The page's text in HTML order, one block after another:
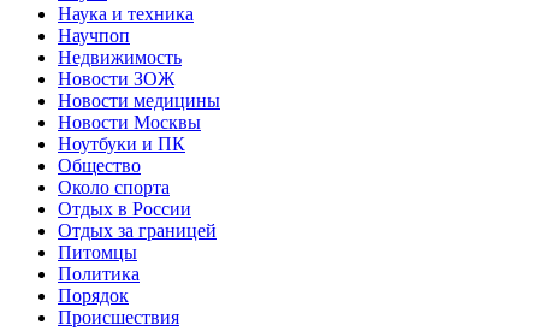
Наука и техника
Научпоп
Недвижимость
Новости ЗОЖ
Новости медицины
Новости Москвы
Ноутбуки и ПК
Общество
Около спорта
Отдых в России
Отдых за границей
Питомцы
Политика
Порядок
Происшествия